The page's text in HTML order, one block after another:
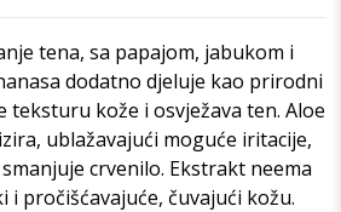
tena, sa papajom, jabukom i
dodatno djeluje kao prirodni
teksturu kože i osvježava ten. Aloe
ublažavajući moguće iritacije,
crvenilo. Ekstrakt neema
pročišćavajuće, čuvajući kožu.